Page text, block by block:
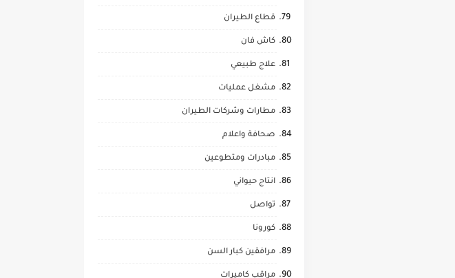
قطاع الطيران
كاش فان
علاج طبيعي
مشغل عمليات
مطارات وشركات الطيران
صحافة واعلام
مبادرات ومتطوعين
انتاج حيواني
تواصل
كورونا
مرافقين كبار السن
مراقب كاميرات